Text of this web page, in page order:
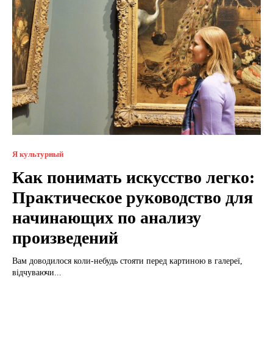
Я культурный
Как понимать искусство легко:
Практическое руководство для
начинающих по анализу
произведений
Вам доводилося коли-небудь стояти перед картиною в галереї,
відчуваючи...